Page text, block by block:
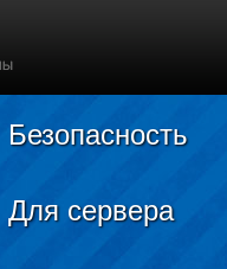
Безопасность
Для сервера